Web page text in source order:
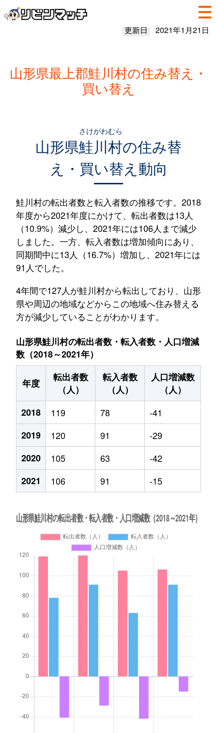
更新日 2021年1月21日
山形県最上郡鮭川村の住み替え・
買い替え
山形県鮭川村
さけがわむら
の住み替
え・買い替え動向
鮭川村の転出者数と転入者数の推移です。2018
年度から2021年度にかけて、転出者数は13人
（10.9%）減少し、2021年には106人まで減少
しました。一方、転入者数は増加傾向にあり、
同期間中に13人（16.7%）増加し、2021年には
91人でした。
4年間で127人が鮭川村から転出しており、山形
県や周辺の地域などからこの地域へ住み替える
方が減少していることがわかります。
山形県鮭川村の転出者数・転入者数・人口増減
数（2018～2021年）
年度
転出者数
（人）
転入者数
（人）
人口増減数
（人）
2018
119 78
-41
2019
120 91
-29
2020
105 63
-42
2021
106 91 -15